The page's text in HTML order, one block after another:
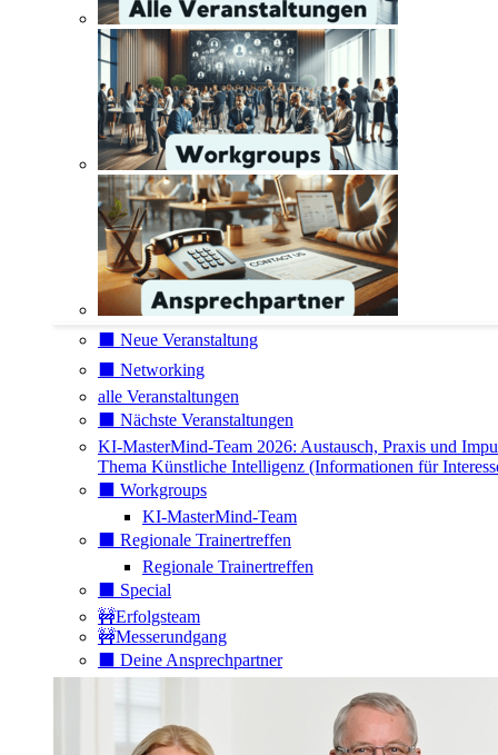
⬛️ Neue Veranstaltung
⬛️ Networking
alle Veranstaltungen
⬛️ Nächste Veranstaltungen
KI-MasterMind-Team 2026: Austausch, Praxis und
Thema Künstliche Intelligenz (Informationen für
⬛️ Workgroups
KI-MasterMind-Team
⬛️ Regionale Trainertreffen
Regionale Trainertreffen
⬛️ Special
🚧Erfolgsteam
🚧Messerundgang
⬛️ Deine Ansprechpartner